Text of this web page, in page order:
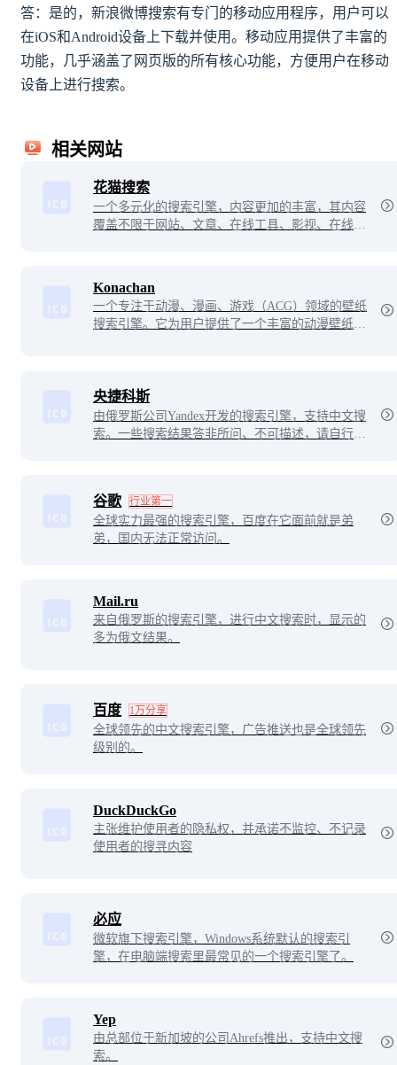
答：是的，新浪微博搜索有专门的移动应用程序，用户可以
在iOS和Android设备上下载并使用。移动应用提供了丰富的
功能，几乎涵盖了网页版的所有核心功能，方便用户在移动
设备上进行搜索。
相关网站
花猫搜索
一个多元化的搜索引擎，内容更加的丰富，其内容
覆盖不限于网站、文章、在线工具、影视、在线视
Konachan
一个专注于动漫、漫画、游戏（ACG）领域的壁纸
搜索引擎。它为用户提供了一个丰富的动漫壁纸资
漫壁纸。
央捷科斯
由俄罗斯公司Yandex开发的搜索引擎，支持中文搜
索。一些搜索结果答非所问、不可描述，请自行探
谷歌 行业第一
全球实力最强的搜索引擎，百度在它面前就是弟
弟，国内无法正常访问。
Mail.ru
来自俄罗斯的搜索引擎，进行中文搜索时，显示的
多为俄文结果。
百度 1万分享
全球领先的中文搜索引擎，广告推送也是全球领先
级别的。
DuckDuckGo
主张维护使用者的隐私权，并承诺不监控、不记录
使用者的搜寻内容
必应
微软旗下搜索引擎，Windows系统默认的搜索引
擎，在电脑端搜索里最常见的一个搜索引擎了。
Yep
由总部位于新加坡的公司Ahrefs推出，支持中文搜
索。